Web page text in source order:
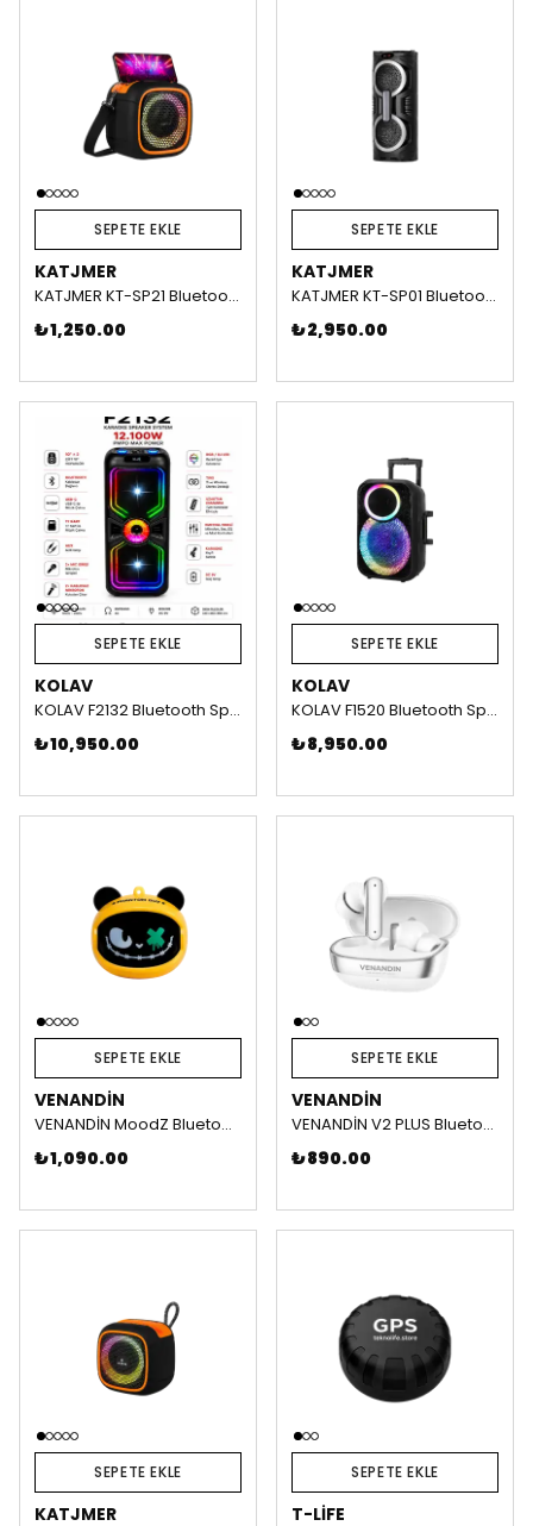
SEPETE EKLE
KATJMER
KATJMER KT-SP21 Bluetooth Speaker
₺ 1,250.00
SEPETE EKLE
KATJMER
KATJMER KT-SP01 Bluetooth Speaker
₺ 2,950.00
SEPETE EKLE
KOLAV
KOLAV F2132 Bluetooth Speaker Sepete ekle 2000₺ indirim
₺ 10,950.00
SEPETE EKLE
KOLAV
KOLAV F1520 Bluetooth Speaker
₺ 8,950.00
SEPETE EKLE
VENANDIN
VENANDİN MoodZ Bluetooth Kulaklık
₺ 1,090.00
SEPETE EKLE
VENANDIN
VENANDİN V2 PLUS Bluetooth Kulaklık
₺ 890.00
SEPETE EKLE
KATJMER
SEPETE EKLE
T-LIFE